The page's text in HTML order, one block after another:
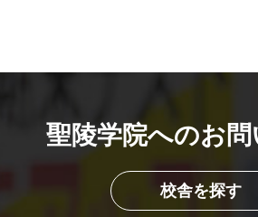
聖陵学院へのお
校舎を探す